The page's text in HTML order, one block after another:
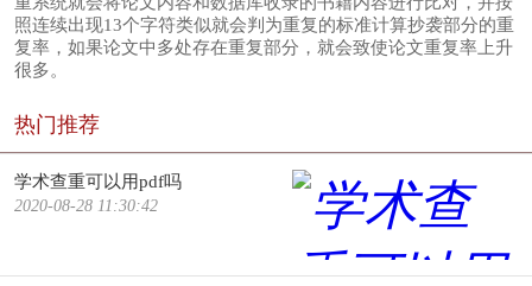
照连续出现13个字符类似就会判为重复的标准计算抄袭部分的重
复率，如果论文中多处存在重复部分，就会致使论文重复率上升
很多。
热门推荐
学术查重可以用pdf吗
2020-08-28 11:30:42